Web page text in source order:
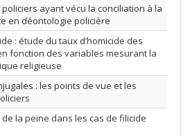
policiers ayant vécu la conciliation à la
en déontologie policière
: étude du taux d’homicide des
fonction des variables mesurant la
religieuse
: les points de vue et les
la peine dans les cas de filicide